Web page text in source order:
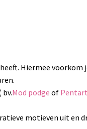
Hiermee voorkom
Mod podge of
motieven uit en